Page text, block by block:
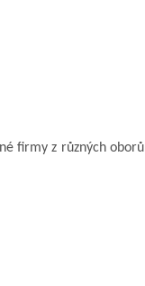
firmy z různých oborů